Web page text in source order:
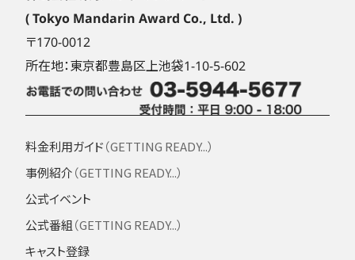
( Tokyo Mandarin Award Co., Ltd. )
〒170-0012
所在地：東京都豊島区上池袋1-10-5-602
料金利用ガイド（GETTING READY...）
事例紹介（GETTING READY...）
公式イベント
公式番組（GETTING READY...）
キャスト登録